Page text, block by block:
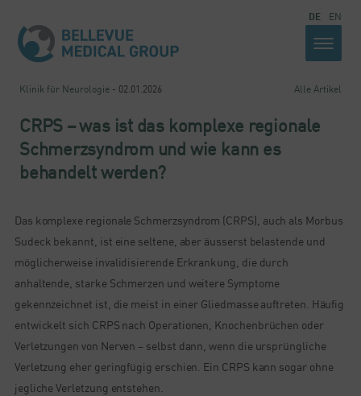
DE EN
Klinik für Neurologie - 02.01.2026 Alle Artikel
CRPS – was ist das komplexe regionale
Schmerzsyndrom und wie kann es
behandelt werden?
Das komplexe regionale Schmerzsyndrom (CRPS), auch als Morbus
Sudeck bekannt, ist eine seltene, aber äusserst belastende und
möglicherweise invalidisierende Erkrankung, die durch
anhaltende, starke Schmerzen und weitere Symptome
gekennzeichnet ist, die meist in einer Gliedmasse auftreten. Häufig
entwickelt sich CRPS nach Operationen, Knochenbrüchen oder
Verletzungen von Nerven – selbst dann, wenn die ursprüngliche
Verletzung eher geringfügig erschien. Ein CRPS kann sogar ohne
jegliche Verletzung entstehen.